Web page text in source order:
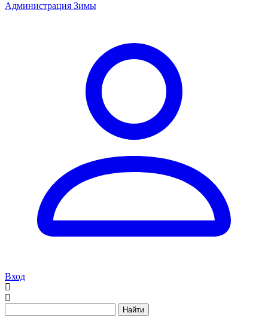
Администрация Зимы
Вход
Найти